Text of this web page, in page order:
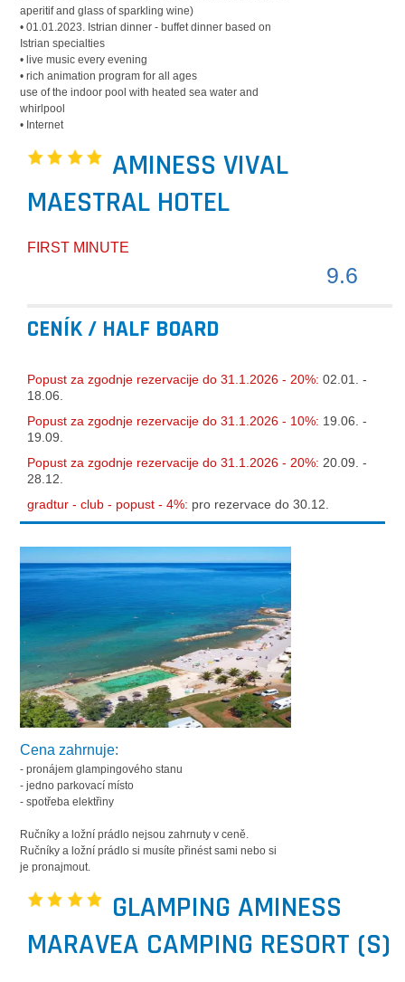
aperitif and glass of sparkling wine)
• 01.01.2023. Istrian dinner - buffet dinner based on
Istrian specialties
• live music every evening
• rich animation program for all ages
use of the indoor pool with heated sea water and
whirlpool
• Internet
AMINESS VIVAL
MAESTRAL HOTEL
FIRST MINUTE
9.6
CENÍK / HALF BOARD
Popust za zgodnje rezervacije do 31.1.2026 - 20%:02.01. -
18.06.
Popust za zgodnje rezervacije do 31.1.2026 - 10%: 19.06. -
19.09.
Popust za zgodnje rezervacije do 31.1.2026 - 20%: 20.09. -
28.12.
gradtur - club - popust - 4%: pro rezervace do 30.12.
Cena zahrnuje:
- pronájem glampingového stanu
- jedno parkovací místo
- spotřeba elektřiny
Ručníky a ložní prádlo nejsou zahrnuty v ceně.
Ručníky a ložní prádlo si musíte přinést sami nebo si
je pronajmout.
GLAMPING AMINESS
MARAVEA CAMPING RESORT (S)